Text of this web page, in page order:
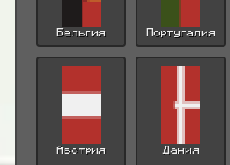
Бельгия Португалия
Австрия Дания